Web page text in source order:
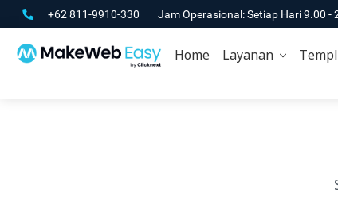
+62 811-9910-330 Jam Operasional: Setiap Hari 9.00 -
Home Layanan